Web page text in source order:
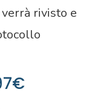
rivisto e